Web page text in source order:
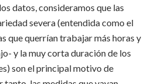
datos, consideramos que las
severa (entendida como el
que querrían trabajar más horas y
y la muy corta duración de los
son el principal motivo de